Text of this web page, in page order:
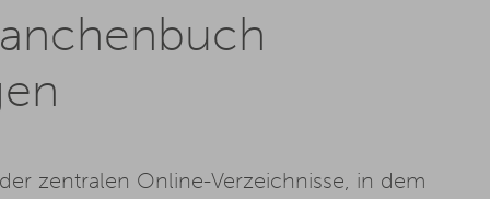
zentralen Online-Verzeichnisse, in dem